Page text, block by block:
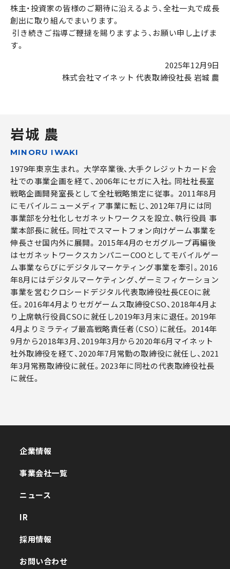
株主・投資家の皆様のご期待に沿えるよう、全社一丸で成長
創出に取り組んでまいります。
引き続きご指導ご鞭撻を賜りますよう、お願い申し上げま
す。
2025年12月9日
株式会社マイネット 代表取締役社長 岩城 農
岩城 農
MINORU IWAKI
1979年東京生まれ。 大学卒業後、大手クレジットカード会
社での事業企画を経て、2006年にセガに入社。同社社長室
戦略企画開発室長として全社戦略策定に従事。 2011年8月
にモバイルニューメディア事業に転じ、2012年7月には同
事業部を分社化しセガネットワークスを設立、執行役員 事
業本部長に就任。同社でスマートフォン向けゲーム事業を
伸長させ国内外に展開。 2015年4月のセガグループ再編後
はセガネットワークスカンパニーCOOとしてモバイルゲー
ム事業ならびにデジタルマーケティング事業を牽引。2016
年8月にはデジタルマーケティング、ゲーミフィケーション
事業を営むクロシードデジタル代表取締役社長CEOに就
任。2016年4月よりセガゲームス取締役CSO、2018年4月よ
り上席執行役員CSOに就任し2019年3月末に退任。2019年
4月よりミラティブ最高戦略責任者（CSO）に就任。 2014年
9月から2018年3月、2019年3月から2020年6月マイネット
社外取締役を経て、2020年7月常勤の取締役に就任し、2021
年3月常務取締役に就任。2023年に同社の代表取締役社長
に就任。
企業情報
事業会社一覧
ニュース
IR
採用情報
お問い合わせ